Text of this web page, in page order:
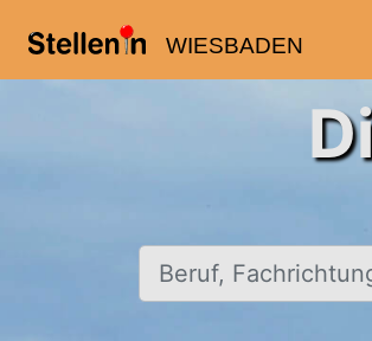
WIESBADEN
Beruf, Fachrichtung, Firma